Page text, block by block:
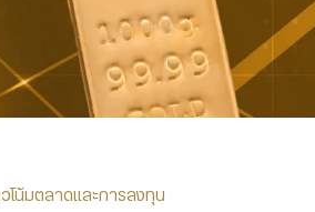
โน้มตลาดและการลงทุน